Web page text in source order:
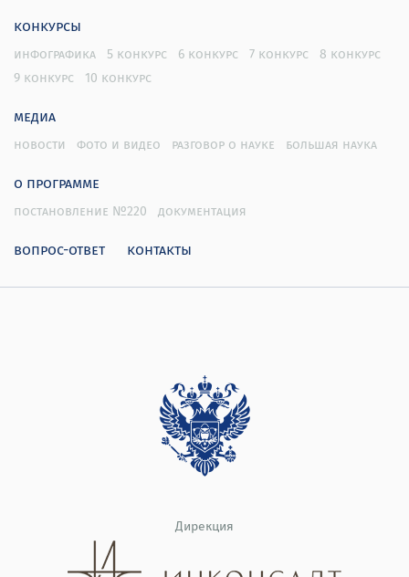
конкурсы
инфографика 5 конкурс 6 конкурс 7 конкурс
8 конкурс
9 конкурс
10 конкурс
медиа
новости фото и видео разговор о науке большая наука
о программе
постановление №220 документация
вопрос-ответ контакты
Дирекция